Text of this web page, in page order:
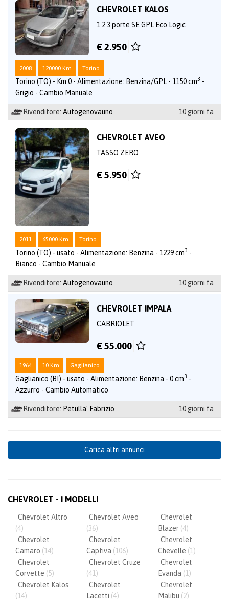
CHEVROLET KALOS
1.2 3 porte SE GPL Eco Logic
€ 2.950
2008 120000 Km Torino
Torino (TO) - Km 0 - Alimentazione: Benzina/GPL - 1150 cm3 -
Grigio - Cambio Manuale
Rivenditore: Autogenovauno 10 giorni fa
CHEVROLET AVEO
TASSO ZERO
€ 5.950
2011 65000 Km Torino
Torino (TO) - usato - Alimentazione: Benzina - 1229 cm3 -
Bianco - Cambio Manuale
Rivenditore: Autogenovauno 10 giorni fa
CHEVROLET IMPALA
CABRIOLET
€ 55.000
1964 10 Km Gaglianico
Gaglianico (BI) - usato - Alimentazione: Benzina - 0 cm3 -
Azzurro - Cambio Automatico
Rivenditore: Petulla' Fabrizio 10 giorni fa
Carica altri annunci
CHEVROLET - I MODELLI
Chevrolet Altro
(4)
Chevrolet Aveo
(36)
Chevrolet
Blazer (4)
Chevrolet
Camaro (14)
Chevrolet
Captiva (106)
Chevrolet
Chevelle (1)
Chevrolet
Corvette (5)
Chevrolet Cruze
(41)
Chevrolet
Evanda (1)
Chevrolet Kalos
(14)
Chevrolet
Lacetti (4)
Chevrolet
Malibu (2)